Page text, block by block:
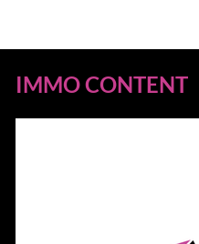
IMMO CONTENT